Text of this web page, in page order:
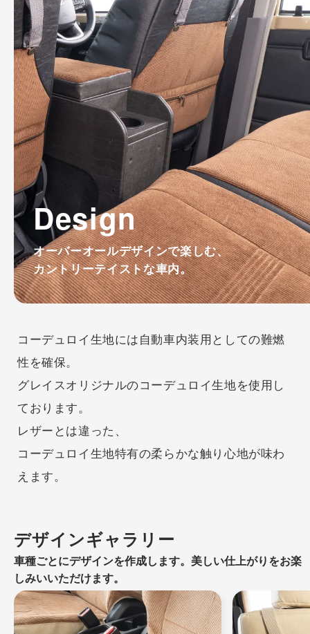
Design
オーバーオールデザインで楽しむ、
カントリーテイストな車内。
コーデュロイ生地には自動車内装用としての難燃
性を確保。
グレイスオリジナルのコーデュロイ生地を使用し
ております。
レザーとは違った、
コーデュロイ生地特有の柔らかな触り心地が味わ
えます。
デザインギャラリー
車種ごとにデザインを作成します。美しい仕上がりをお楽
しみいいただけます。